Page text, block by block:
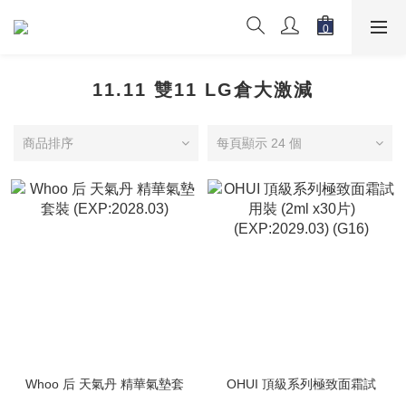
11.11 雙11 LG倉大激減
商品排序 每頁顯示 24 個
Whoo 后 天氣丹 精華氣墊套
OHUI 頂級系列極致面霜試